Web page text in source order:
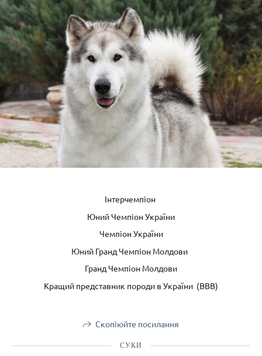
Інтерчемпіон
Юний Чемпіон України
Чемпіон України
Юний Гранд Чемпіон Молдови
Гранд Чемпіон Молдови
Кращий представник породи в України (ВВВ)
Скопіюйте посилання
СУКИ